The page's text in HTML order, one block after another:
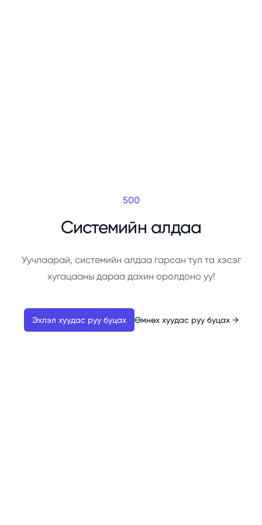
500
Системийн алдаа
Уучлаарай, системийн алдаа гарсан тул та хэсэг
хугацааны дараа дахин оролдоно уу!
Эхлэл хуудас руу буцах Өмнөх хуудас руу буцах →